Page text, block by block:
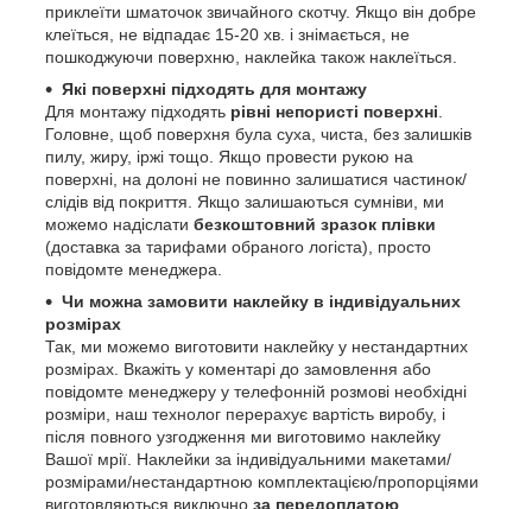
приклеїти шматочок звичайного скотчу. Якщо він добре
клеїться, не відпадає 15-20 хв. і знімається, не
пошкоджуючи поверхню, наклейка також наклеїться.
Які поверхні підходять для монтажу
Для монтажу підходять рівні непористі поверхні
Головне, щоб поверхня була суха, чиста, без залишків
пилу, жиру, іржі тощо. Якщо провести рукою на
поверхні, на долоні не повинно залишатися частинок/
слідів від покриття. Якщо залишаються сумніви, ми
можемо надіслати безкоштовний зразок плівки
(доставка за тарифами обраного логіста), просто
повідомте менеджера.
Чи можна замовити наклейку в індивідуальних
розмірах
Так, ми можемо виготовити наклейку у нестандартних
розмірах. Вкажіть у коментарі до замовлення або
повідомте менеджеру у телефонній розмові необхідні
розміри, наш технолог перерахує вартість виробу, і
після повного узгодження ми виготовимо наклейку
Вашої мрії. Наклейки за індивідуальними макетами/
розмірами/нестандартною комплектацією/пропорціями
виготовляються виключно за передоплатою